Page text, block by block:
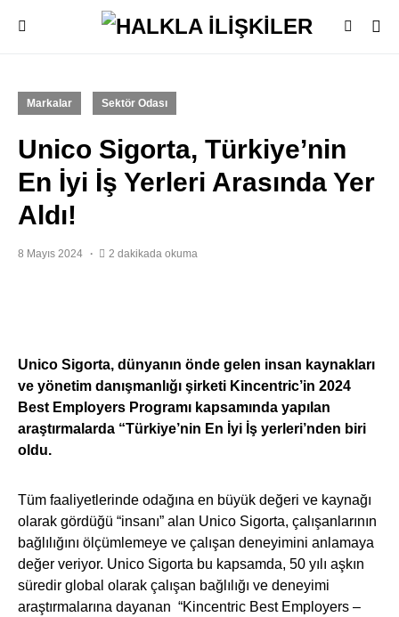
Markalar Sektör Odası
Unico Sigorta, Türkiye’nin
En İyi İş Yerleri Arasında Yer
Aldı!
8 Mayıs 2024 2 dakikada okuma
Unico Sigorta, dünyanın önde gelen insan kaynakları
ve yönetim danışmanlığı şirketi Kincentric’in 2024
Best Employers Programı kapsamında yapılan
araştırmalarda “Türkiye’nin En İyi İş yerleri’nden biri
oldu.
Tüm faaliyetlerinde odağına en büyük değeri ve kaynağı
olarak gördüğü “insanı” alan Unico Sigorta, çalışanlarının
bağlılığını ölçümlemeye ve çalışan deneyimini anlamaya
değer veriyor. Unico Sigorta bu kapsamda, 50 yılı aşkın
süredir global olarak çalışan bağlılığı ve deneyimi
araştırmalarına dayanan “Kincentric Best Employers –